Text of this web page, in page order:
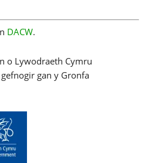
DACW.
o Lywodraeth Cymru
gefnogir gan y Gronfa